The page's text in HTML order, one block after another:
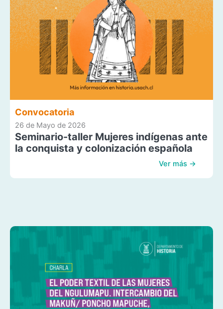
Convocatoria
26 de Mayo de 2026
Seminario-taller Mujeres indígenas ante
la conquista y colonización española
Ver más →